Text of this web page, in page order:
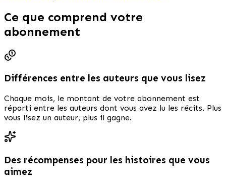
Ce que comprend votre
abonnement
Différences entre les auteurs que vous lisez
Chaque mois, le montant de votre abonnement est
réparti entre les auteurs dont vous avez lu les récits. Plus
vous lisez un auteur, plus il gagne.
Des récompenses pour les histoires que vous
aimez